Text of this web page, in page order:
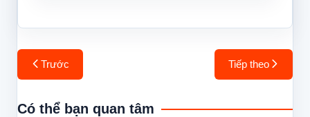
Điều
hướng
bài
Trước Tiếp theo
Có thể bạn quan tâm